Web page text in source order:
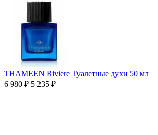
THAMEEN Riviere Туалетные духи 50 мл
6 980 ₽ 5 235 ₽